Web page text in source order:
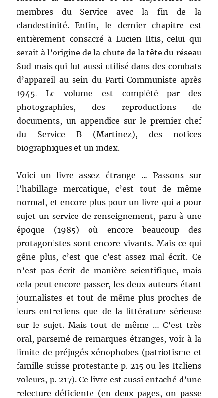
membres du Service avec la fin de la
clandestinité. Enfin, le dernier chapitre est
entièrement consacré à Lucien Iltis, celui qui
serait à l’origine de la chute de la tête du réseau
Sud mais qui fut aussi utilisé dans des combats
d’appareil au sein du Parti Communiste après
1945. Le volume est complété par des
photographies, des reproductions de
documents, un appendice sur le premier chef
du Service B (Martinez), des notices
biographiques et un index.
Voici un livre assez étrange … Passons sur
l’habillage mercatique, c’est tout de même
normal, et encore plus pour un livre qui a pour
sujet un service de renseignement, paru à une
époque (1985) où encore beaucoup des
protagonistes sont encore vivants. Mais ce qui
gêne plus, c’est que c’est assez mal écrit. Ce
n’est pas écrit de manière scientifique, mais
cela peut encore passer, les deux auteurs étant
journalistes et tout de même plus proches de
leurs entretiens que de la littérature sérieuse
sur le sujet. Mais tout de même … C’est très
oral, parsemé de remarques étranges, voir à la
limite de préjugés xénophobes (patriotisme et
famille suisse protestante p. 215 ou les Italiens
voleurs, p. 217). Ce livre est aussi entaché d’une
relecture déficiente (en deux pages, on passe